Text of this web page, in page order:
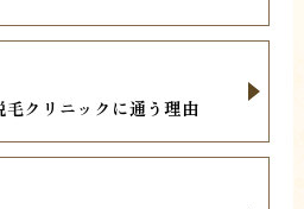
クリニックに通う理由